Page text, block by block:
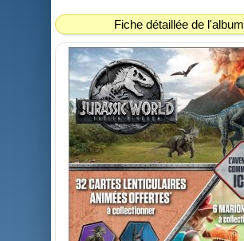
Fiche détaillée de l'album